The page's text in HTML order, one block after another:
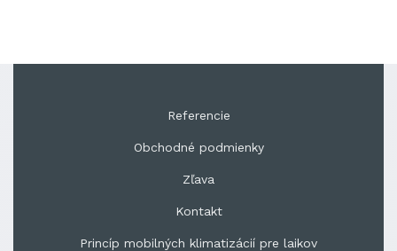
Referencie
Obchodné podmienky
Zľava
Kontakt
Princíp mobilných klimatizácií pre laikov